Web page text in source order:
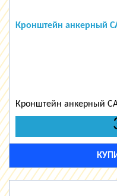
Кронштейн анкерный
Кронштейн анкерный